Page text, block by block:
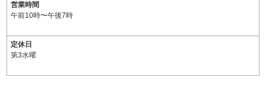
営業時間
午前10時〜午後7時
定休日
第3水曜